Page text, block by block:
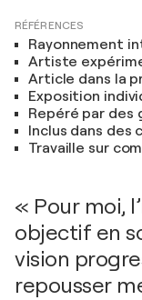
RÉFÉRENCES
Rayonnement
Artiste
Article dans la
Exposition
Repéré par des
Inclus dans des
Travaille sur
« Pour moi,
objectif en
vision
repousser